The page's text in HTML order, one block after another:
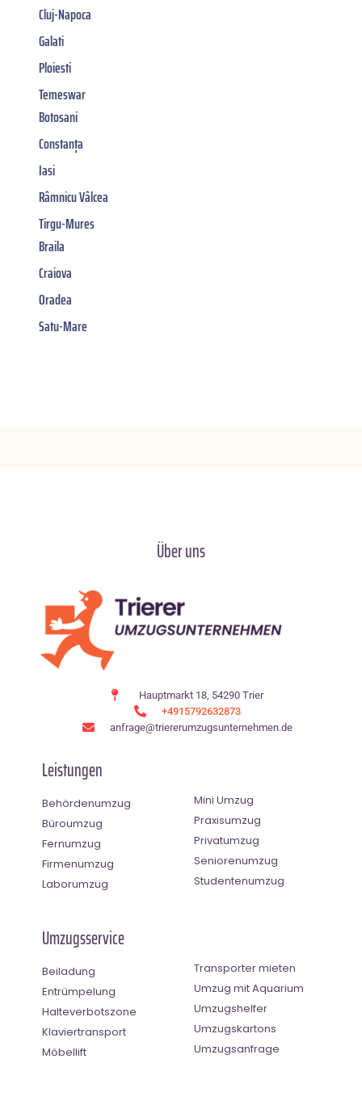
Cluj-Napoca
Galati
Ploiesti
Temeswar
Botosani
Constanța
Iasi
Râmnicu Vâlcea
Tirgu-Mures
Braila
Craiova
Oradea
Satu-Mare
Über uns
Hauptmarkt 18, 54290 Trier
+4915792632873
anfrage@triererumzugsunternehmen.de
Leistungen
Behördenumzug
Büroumzug
Fernumzug
Firmenumzug
Laborumzug
Mini Umzug
Praxisumzug
Privatumzug
Seniorenumzug
Studentenumzug
Umzugsservice
Beiladung
Entrümpelung
Halteverbotszone
Klaviertransport
Möbellift
Transporter mieten
Umzug mit Aquarium
Umzugshelfer
Umzugskartons
Umzugsanfrage